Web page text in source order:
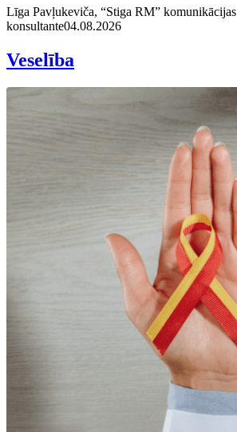
Līga Pavļukeviča, “Stiga RM” komunikācijas
konsultante04.08.2026
Veselība